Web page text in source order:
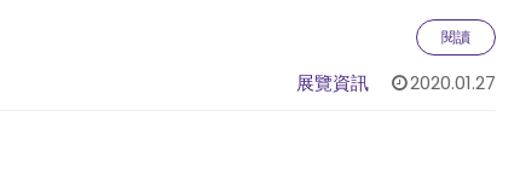
閱讀
展覽資訊 2020.01.27